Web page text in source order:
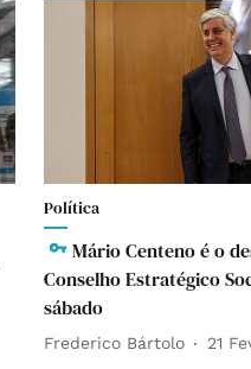
Política
Mário Centeno é o
Conselho Estratégico
sábado
Frederico Bártolo 21